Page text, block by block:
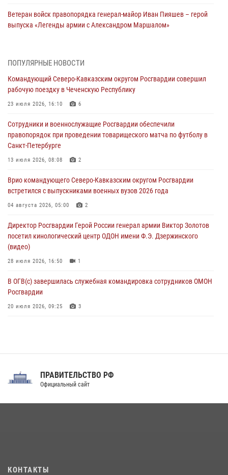
Ветеран войск правопорядка генерал-майор Иван Пияшев – герой
выпуска «Легенды армии с Александром Маршалом»
Представители ФСБ России по Уральскому округу Росгвардии и
Кузнецова
07 августа 2026, 12:00
Смольного собора в Санкт-Петербурге (видео)
07 августа 2026, 11:34 3
В Курске росгвардейцы провели занятие по основам
07 августа 2026, 11:33
Рэпер ST посетил раненых росгвардейцев в Главном военном
07 августа 2026, 11:18
ПОПУЛЯРНЫЕ НОВОСТИ
Командующий Северо-Кавказским округом Росгвардии совершил
рабочую поездку в Чеченскую Республику
23 июля 2026, 16:10 6
Сотрудники и военнослужащие Росгвардии обеспечили
правопорядок при проведении товарищеского матча по футболу в
Санкт-Петербурге
13 июля 2026, 08:08 2
Врио командующего Северо-Кавказским округом Росгвардии
встретился с выпускниками военных вузов 2026 года
04 августа 2026, 05:00 2
Директор Росгвардии Герой России генерал армии Виктор Золотов
посетил кинологический центр ОДОН имени Ф.Э. Дзержинского
(видео)
28 июля 2026, 16:50 1
В ОГВ(с) завершилась служебная командировка сотрудников ОМОН
Росгвардии
20 июля 2026, 09:25 3
Праздник «Один день с Росгвардией» к 105-летию Центрального
ПРАВИТЕЛЬСТВО РФ
Официальный сайт
КОНТАКТЫ